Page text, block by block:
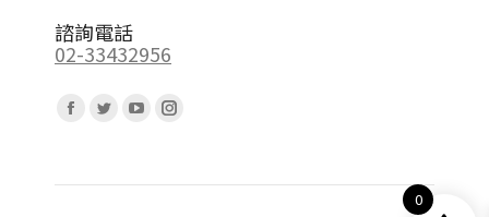
諮詢電話
02-33432956
Facebook
opens
Twitter
opens
YouTube
opens
Instagram
opens
0